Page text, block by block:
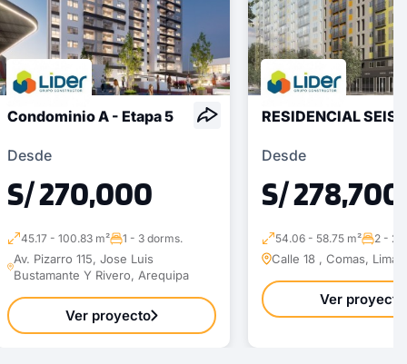
Condominio A - Etapa 5
Desde
S/ 270,000
45.17 - 100.83 m² 1 - 3 dorms.
Av. Pizarro 115, Jose Luis
Bustamante Y Rivero, Arequipa
Ver proyecto
RESIDENCIAL SEISS
Desde
S/ 278,700
54.06 - 58.75 m² 2 - 2
Calle 18 , Comas, Lima
Ver proyecto